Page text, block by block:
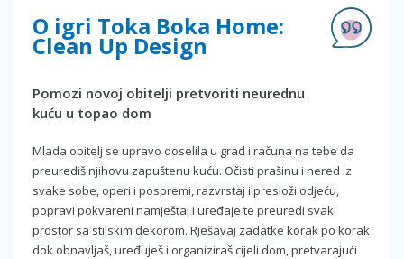
O igri Toka Boka Home:
Clean Up Design
Pomozi novoj obitelji pretvoriti neurednu
kuću u topao dom
Mlada obitelj se upravo doselila u grad i računa na tebe da
preurediš njihovu zapuštenu kuću. Očisti prašinu i nered iz
svake sobe, operi i pospremi, razvrstaj i presloži odjeću,
popravi pokvareni namještaj i uređaje te preuredi svaki
prostor sa stilskim dekorom. Rješavaj zadatke korak po korak
dok obnavljaš, uređuješ i organiziraš cijeli dom, pretvarajući